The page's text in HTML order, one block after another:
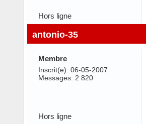
Hors ligne
antonio-35
Membre
Inscrit(e): 06-05-2007
Messages: 2 820
Hors ligne